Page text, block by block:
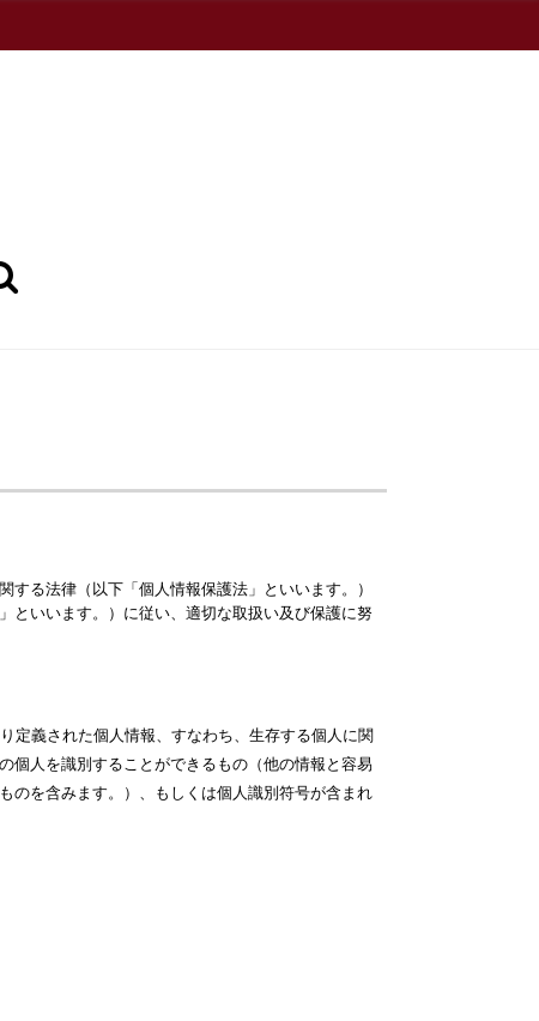
る法律（以下「個人情報保護法」といいます。）
といいます。）に従い、適切な取扱い及び保護に努
定義された個人情報、すなわち、生存する個人に関
個人を識別することができるもの（他の情報と容易
のを含みます。）、もしくは個人識別符号が含まれ